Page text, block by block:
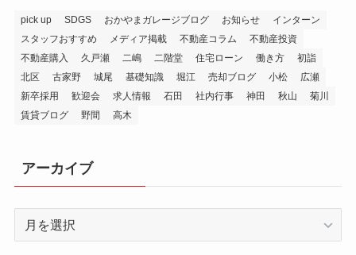
pick up SDGS おかやまガレージブログ お知らせ
インターン
スタッフおすすめ
メディア掲載 不動産コラム
不動産投資
不動産購入
久戸瀬 二嶋 二階堂 住宅ローン 働き方
初詣
北区
古家野 城尾 基礎知識 堀江 売却ブログ 小松
広瀬
新卒採用
歓迎会 求人情報 石田 社内行事 神田 秋山
菊川
賃貸ブログ
野間 高木
アーカイブ